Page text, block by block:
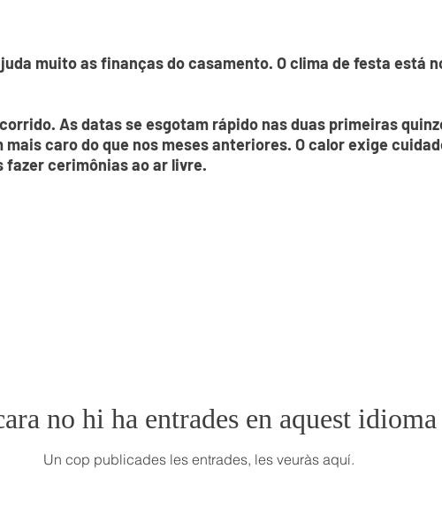
muito as finanças do casamento. O clima de festa está
As datas se esgotam rápido nas duas primeiras
mais caro do que nos meses anteriores. O calor exige
cerimônias ao ar livre.
no hi ha entrades en aquest idioma
Un cop publicades les entrades, les veuràs aquí.